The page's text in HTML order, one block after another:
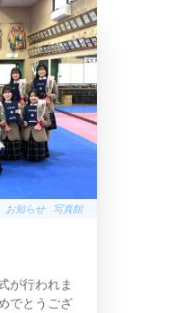
お知らせ 写真館
が行われま
でとうござ